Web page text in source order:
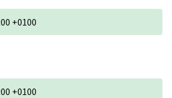
+0100
+0100